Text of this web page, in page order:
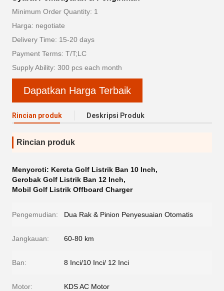
Minimum Order Quantity: 1
Harga: negotiate
Delivery Time: 15-20 days
Payment Terms: T/T;LC
Supply Ability: 300 pcs each month
Dapatkan Harga Terbaik
Rincian produk Deskripsi Produk
Rincian produk
Menyoroti: Kereta Golf Listrik Ban 10 Inch,
Gerobak Golf Listrik Ban 12 Inch,
Mobil Golf Listrik Offboard Charger
Pengemudian: Dua Rak & Pinion Penyesuaian Otomatis
Jangkauan: 60-80 km
Ban: 8 Inci/10 Inci/ 12 Inci
Motor: KDS AC Motor